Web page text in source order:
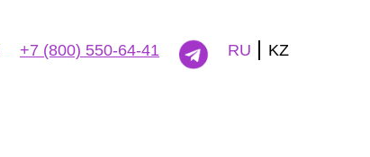
RU KZ
+7 (800) 550-64-41